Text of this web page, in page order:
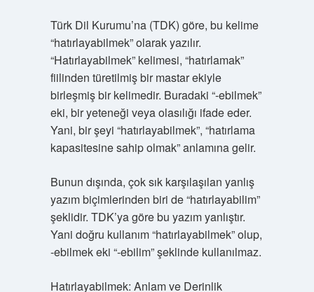
Türk Dil Kurumu’na (TDK) göre, bu kelime
“hatırlayabilmek” olarak yazılır.
“Hatırlayabilmek” kelimesi, “hatırlamak”
fiilinden türetilmiş bir mastar ekiyle
birleşmiş bir kelimedir. Buradaki “-ebilmek”
eki, bir yeteneği veya olasılığı ifade eder.
Yani, bir şeyi “hatırlayabilmek”, “hatırlama
kapasitesine sahip olmak” anlamına gelir.
Bunun dışında, çok sık karşılaşılan yanlış
yazım biçimlerinden biri de “hatırlayabilim”
şeklidir. TDK’ya göre bu yazım yanlıştır.
Yani doğru kullanım “hatırlayabilmek” olup,
-ebilmek eki “-ebilim” şeklinde kullanılmaz.
Hatırlayabilmek: Anlam ve Derinlik